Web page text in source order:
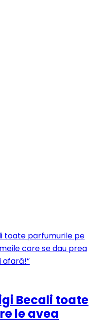
Becali toate
le avea